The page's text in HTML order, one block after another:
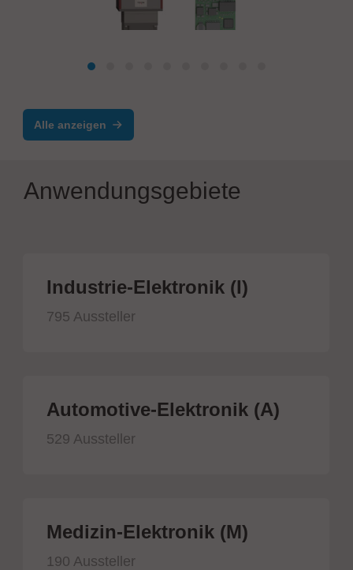
Alle anzeigen
Anwendungsgebiete
Industrie-Elektronik (I)
795 Aussteller
Automotive-Elektronik (A)
529 Aussteller
Medizin-Elektronik (M)
190 Aussteller